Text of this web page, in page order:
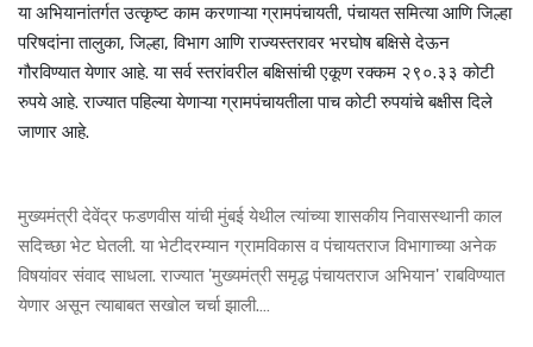
या अभियानांतर्गत उत्कृष्ट काम करणाऱ्या ग्रामपंचायती, पंचायत समित्या आणि जिल्हा
परिषदांना तालुका, जिल्हा, विभाग आणि राज्यस्तरावर भरघोष बक्षिसे देऊन
गौरविण्यात येणार आहे. या सर्व स्तरांवरील बक्षिसांची एकूण रक्कम २९०.३३ कोटी
रुपये आहे. राज्यात पहिल्या येणाऱ्या ग्रामपंचायतीला पाच कोटी रुपयांचे बक्षीस दिले
जाणार आहे.
मुख्यमंत्री देवेंद्र फडणवीस यांची मुंबई येथील त्यांच्या शासकीय निवासस्थानी काल
सदिच्छा भेट घेतली. या भेटीदरम्यान ग्रामविकास व पंचायतराज विभागाच्या अनेक
विषयांवर संवाद साधला. राज्यात 'मुख्यमंत्री समृद्ध पंचायतराज अभियान' राबविण्यात
येणार असून त्याबाबत सखोल चर्चा झाली.…